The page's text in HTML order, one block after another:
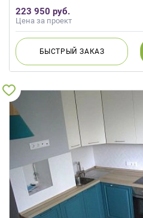
223 950 руб.
Цена за проект
БЫСТРЫЙЗАКАЗ